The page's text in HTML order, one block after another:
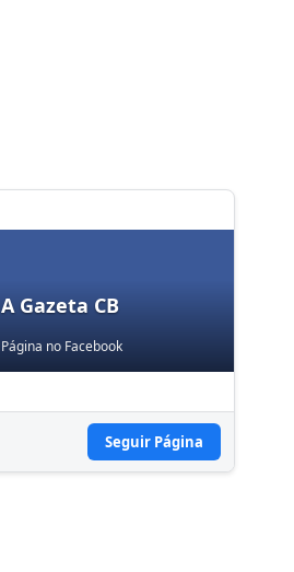
A Gazeta CB
Página no Facebook
Seguir Página